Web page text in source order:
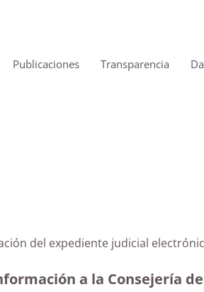
Publicaciones Transparencia
del expediente judicial
a la Consejería